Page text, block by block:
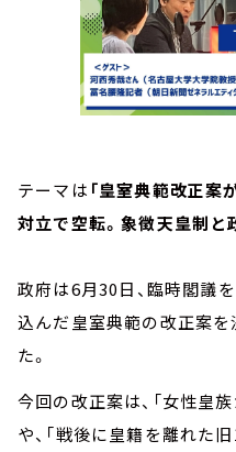
テーマは 「皇室典範改正案
対立で空転。象徴天皇制と
政府は6月30日、臨時閣議
込んだ皇室典範の改正案を
た。
今回の改正案は、「女性皇
や、「戦後に皇籍を離れた